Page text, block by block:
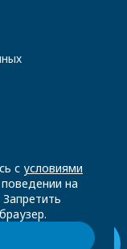
с условиями
на